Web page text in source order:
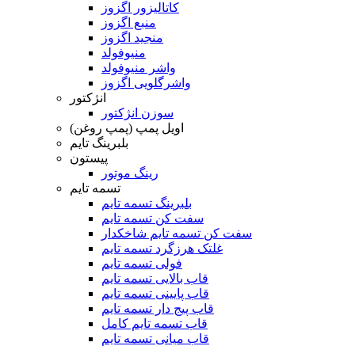
کاتالیزور اگزوز
منبع اگزوز
منجید اگزوز
منیوفولد
واشر منیوفولد
واشرگلویی اگزوز
انژکتور
سوزن انژکتور
اویل پمپ (پمپ روغن)
بلبرینگ تایم
پیستون
رینگ موتور
تسمه تایم
بلبرینگ تسمه تایم
سفت کن تسمه تایم
سفت کن تسمه تایم شاخکدار
غلتک هرزگرد تسمه تایم
فولی تسمه تایم
قاب بالایی تسمه تایم
قاب پایینی تسمه تایم
قاب پیج دار تسمه تایم
قاب تسمه تایم کامل
قاب میانی تسمه تایم